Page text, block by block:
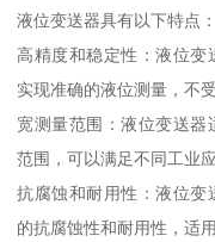
液位变送器具有以下特点：
高精度和稳定性：液位变
实现准确的液位测量，不
宽测量范围：液位变送器
范围，可以满足不同工业
抗腐蚀和耐用性：液位变
的抗腐蚀性和耐用性，适